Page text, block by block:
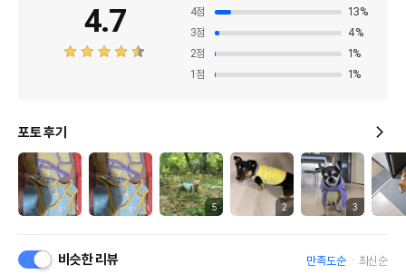
4.7
4점 13%
3점 4%
2점 1 %
1 점 1 %
포토 후기
5 2 3
비슷한 리뷰 만족도순 최신순